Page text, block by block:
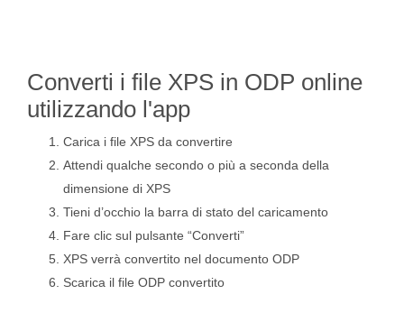
Converti i file XPS in ODP online
utilizzando l'app
Carica i file XPS da convertire
Attendi qualche secondo o più a seconda della
dimensione di XPS
Tieni d’occhio la barra di stato del caricamento
Fare clic sul pulsante “Converti”
XPS verrà convertito nel documento ODP
Scarica il file ODP convertito